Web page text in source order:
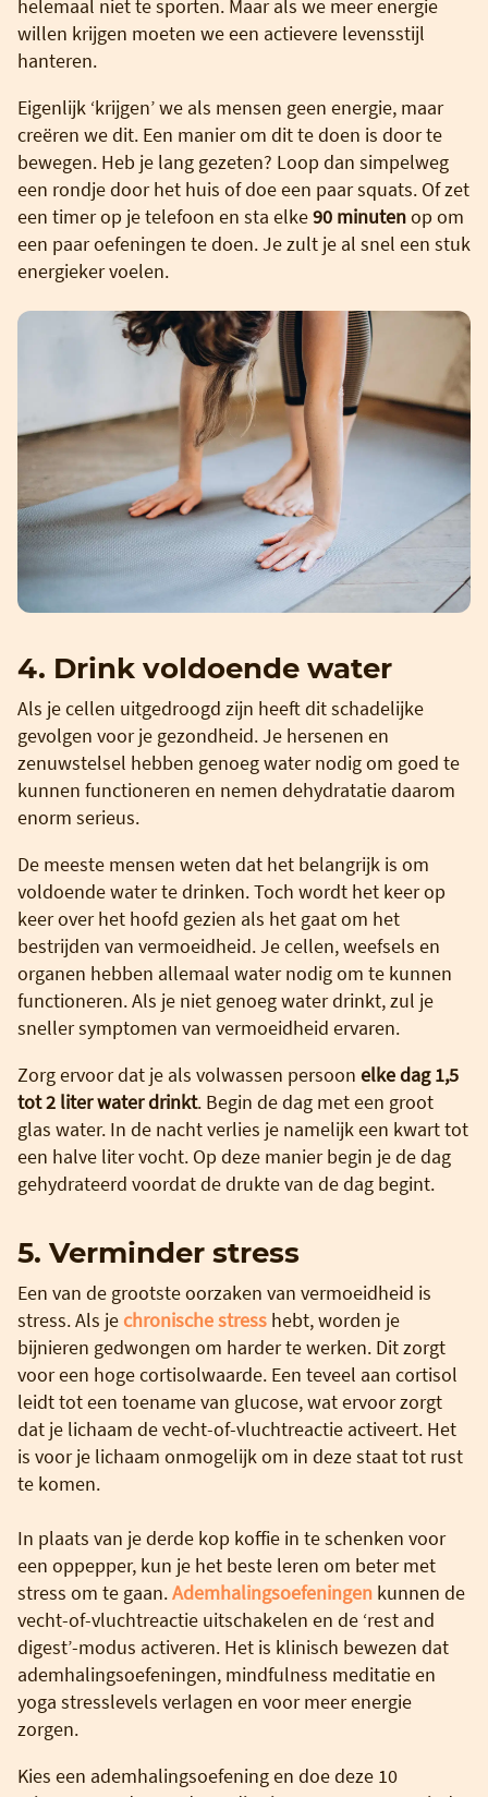
helemaal niet te sporten. Maar als we meer energie
willen krijgen moeten we een actievere levensstijl
hanteren.
Eigenlijk ‘krijgen’ we als mensen geen energie, maar
creëren we dit. Een manier om dit te doen is door te
bewegen. Heb je lang gezeten? Loop dan simpelweg
een rondje door het huis of doe een paar squats. Of zet
een timer op je telefoon en sta elke90 minutenop om
een paar oefeningen te doen. Je zult je al snel een stuk
energieker voelen.
4. Drink voldoende water
Als je cellen uitgedroogd zijn heeft dit schadelijke
gevolgen voor je gezondheid. Je hersenen en
zenuwstelsel hebben genoeg water nodig om goed te
kunnen functioneren en nemen dehydratatie daarom
enorm serieus.
De meeste mensen weten dat het belangrijk is om
voldoende water te drinken. Toch wordt het keer op
keer over het hoofd gezien als het gaat om het
bestrijden van vermoeidheid. Je cellen, weefsels en
organen hebben allemaal water nodig om te kunnen
functioneren. Als je niet genoeg water drinkt, zul je
sneller symptomen van vermoeidheid ervaren.
Zorg ervoor dat je als volwassen persoon elke dag 1,5
tot 2 liter water drinkt. Begin de dag met een groot
glas water. In de nacht verlies je namelijk een kwart tot
een halve liter vocht. Op deze manier begin je de dag
gehydrateerd voordat de drukte van de dag begint.
5. Verminder stress
Een van de grootste oorzaken van vermoeidheid is
stress. Als je chronische stress hebt, worden je
bijnieren gedwongen om harder te werken. Dit zorgt
voor een hoge cortisolwaarde. Een teveel aan cortisol
leidt tot een toename van glucose, wat ervoor zorgt
dat je lichaam de vecht-of-vluchtreactie activeert. Het
is voor je lichaam onmogelijk om in deze staat tot rust
te komen.
In plaats van je derde kop koffie in te schenken voor
een oppepper, kun je het beste leren om beter met
stress om te gaan.Ademhalingsoefeningen kunnen de
vecht-of-vluchtreactie uitschakelen en de ‘rest and
digest’-modus activeren. Het is klinisch bewezen dat
ademhalingsoefeningen, mindfulness meditatie en
yoga stresslevels verlagen en voor meer energie
zorgen.
Kies een ademhalingsoefening en doe deze 10